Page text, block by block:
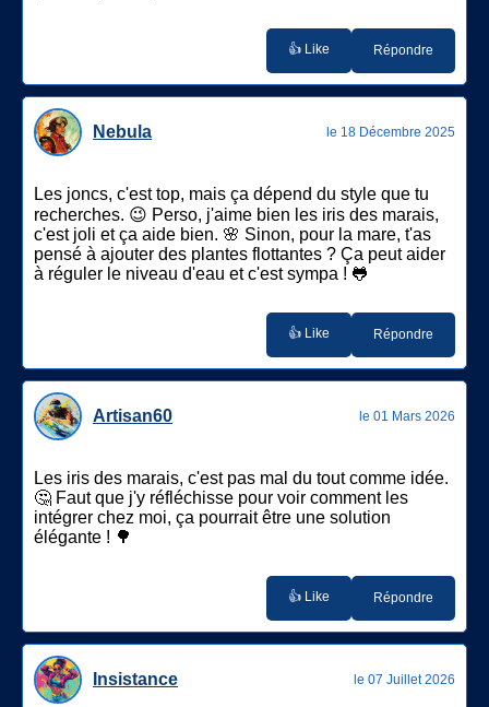
👍 Like Répondre
Nebula le 18 Décembre 2025
Les joncs, c'est top, mais ça dépend du style que tu
recherches. 😉 Perso, j'aime bien les iris des marais,
c'est joli et ça aide bien. 🌸 Sinon, pour la mare, t'as
pensé à ajouter des plantes flottantes ? Ça peut aider
à réguler le niveau d'eau et c'est sympa ! 🐸
👍 Like Répondre
Artisan60 le 01 Mars 2026
Les iris des marais, c'est pas mal du tout comme idée.
🤔 Faut que j'y réfléchisse pour voir comment les
intégrer chez moi, ça pourrait être une solution
élégante ! 🌳
👍 Like Répondre
Insistance le 07 Juillet 2026